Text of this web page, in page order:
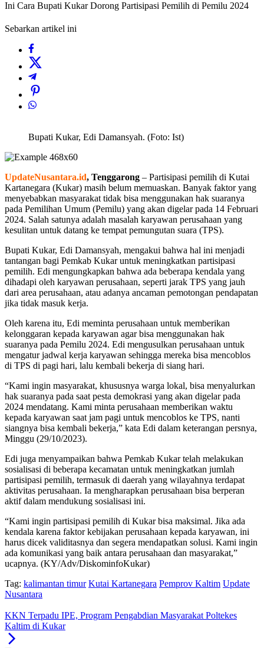
Ini Cara Bupati Kukar Dorong Partisipasi Pemilih di Pemilu 2024
Sebarkan artikel ini
Bupati Kukar, Edi Damansyah. (Foto: Ist)
UpdateNusantara.id, Tenggarong – Partisipasi pemilih di Kutai
Kartanegara (Kukar) masih belum memuaskan. Banyak faktor yang
menyebabkan masyarakat tidak bisa menggunakan hak suaranya
pada Pemilihan Umum (Pemilu) yang akan digelar pada 14 Februari
2024. Salah satunya adalah masalah karyawan perusahaan yang
kesulitan untuk datang ke tempat pemungutan suara (TPS).
Bupati Kukar, Edi Damansyah, mengakui bahwa hal ini menjadi
tantangan bagi Pemkab Kukar untuk meningkatkan partisipasi
pemilih. Edi mengungkapkan bahwa ada beberapa kendala yang
dihadapi oleh karyawan perusahaan, seperti jarak TPS yang jauh
dari area perusahaan, atau adanya ancaman pemotongan pendapatan
jika tidak masuk kerja.
Oleh karena itu, Edi meminta perusahaan untuk memberikan
kelonggaran kepada karyawan agar bisa menggunakan hak
suaranya pada Pemilu 2024. Edi mengusulkan perusahaan untuk
mengatur jadwal kerja karyawan sehingga mereka bisa mencoblos
di TPS di pagi hari, lalu kembali bekerja di siang hari.
“Kami ingin masyarakat, khususnya warga lokal, bisa menyalurkan
hak suaranya pada saat pesta demokrasi yang akan digelar pada
2024 mendatang. Kami minta perusahaan memberikan waktu
kepada karyawan saat jam pagi untuk mencoblos ke TPS, nanti
siangnya bisa kembali bekerja,” kata Edi dalam keterangan persnya,
Minggu (29/10/2023).
Edi juga menyampaikan bahwa Pemkab Kukar telah melakukan
sosialisasi di beberapa kecamatan untuk meningkatkan jumlah
partisipasi pemilih, termasuk di daerah yang wilayahnya terdapat
aktivitas perusahaan. Ia mengharapkan perusahaan bisa berperan
aktif dalam mendukung sosialisasi ini.
“Kami ingin partisipasi pemilih di Kukar bisa maksimal. Jika ada
kendala karena faktor kebijakan perusahaan kepada karyawan, ini
harus dicek validitasnya dan segera mendapatkan solusi. Kami ingin
ada komunikasi yang baik antara perusahaan dan masyarakat,”
ucapnya. (KY/Adv/DiskominfoKukar)
Tag: kalimantan timur Kutai Kartanegara Pemprov Kaltim Update
Nusantara
KKN Terpadu IPE, Program Pengabdian Masyarakat Poltekes
Kaltim di Kukar